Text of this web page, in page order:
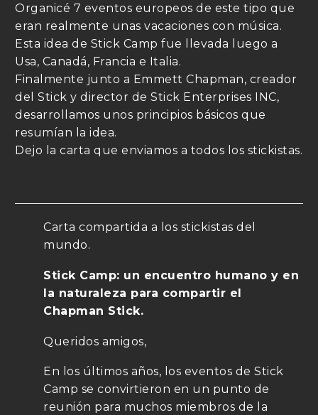
Organicé 7 eventos europeos de este tipo que
eran realmente unas vacaciones con música.
Esta idea de Stick Camp fue llevada luego a
Usa, Canadá, Francia e Italia.
Finalmente junto a Emmett Chapman, creador
del Stick y director de Stick Enterprises INC,
desarrollamos unos principios básicos que
resumían la idea.
Dejo la carta que enviamos a todos los stickistas.
Carta compartida a los stickistas del
mundo.
Stick Camp: un encuentro humano y en
la naturaleza para compartir el
Chapman Stick.
Queridos amigos,
En los últimos años, los eventos de Stick
Camp se convirtieron en un punto de
reunión para muchos miembros de la